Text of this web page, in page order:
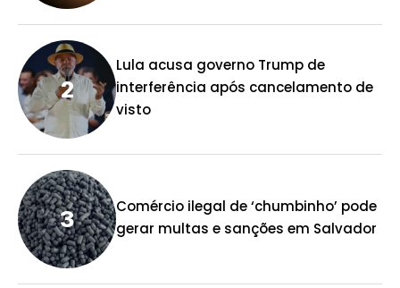
Lula acusa governo Trump de
interferência após cancelamento de
visto
Comércio ilegal de ‘chumbinho’ pode
gerar multas e sanções em Salvador